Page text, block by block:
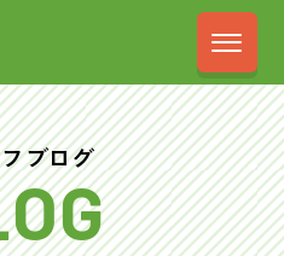
前田木材株式
ブログ